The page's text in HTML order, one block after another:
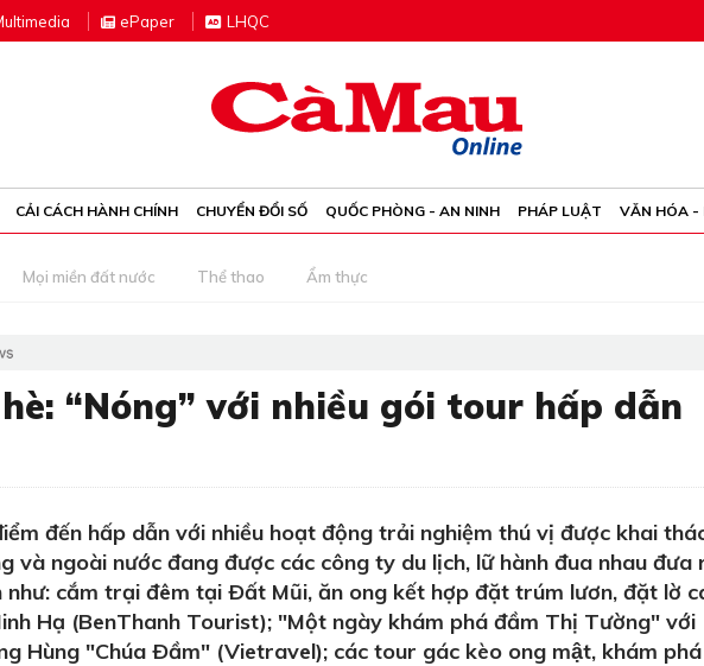
ultimedia ePaper LHQC
CẢI CÁCH HÀNH CHÍNH CHUYỂN ĐỔI SỐ QUỐC PHÒNG - AN NINH PHÁP LUẬT VĂN HÓA -
Mọi miền đất nước Thể thao Ẩm thực
“Nóng” với nhiều gói tour hấp dẫn
đến hấp dẫn với nhiều hoạt động trải nghiệm thú vị được khai
và ngoài nước đang được các công ty du lịch, lữ hành đua nhau đưa
như: cắm trại đêm tại Ðất Mũi, ăn ong kết hợp đặt trúm lươn, đặt lờ
Hạ (BenThanh Tourist); "Một ngày khám phá đầm Thị Tường" với
Hùng "Chúa Ðầm" (Vietravel); các tour gác kèo ong mật, khám phá